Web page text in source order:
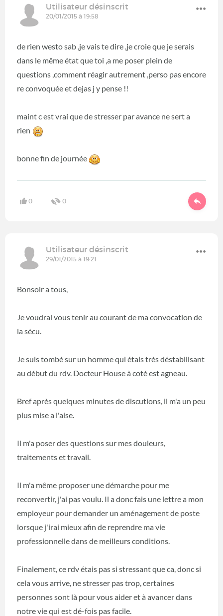
Utilisateur désinscrit
20/01/2015 à 19:58
de rien westo sab ,je vais te dire ,je croie que je serais
dans le même état que toi ,a me poser plein de
questions ,comment réagir autrement ,perso pas encore
re convoquée et dejas j y pense !!
maint c est vrai que de stresser par avance ne sert a
rien
bonne fin de journée
0 0
Utilisateur désinscrit
29/01/2015 à 19:21
Bonsoir a tous,
Je voudrai vous tenir au courant de ma convocation de
la sécu.
Je suis tombé sur un homme qui étais très déstabilisant
au début du rdv. Docteur House à coté est agneau.
Bref après quelques minutes de discutions, il m'a un peu
plus mise a l'aise.
Il m'a poser des questions sur mes douleurs,
traitements et travail.
Il m'a même proposer une démarche pour me
reconvertir, j'ai pas voulu. Il a donc fais une lettre a mon
employeur pour demander un aménagement de poste
lorsque j'irai mieux afin de reprendre ma vie
professionnelle dans de meilleurs conditions.
Finalement, ce rdv étais pas si stressant que ca, donc si
cela vous arrive, ne stresser pas trop, certaines
personnes sont là pour vous aider et à avancer dans
notre vie qui est dé-fois pas facile.